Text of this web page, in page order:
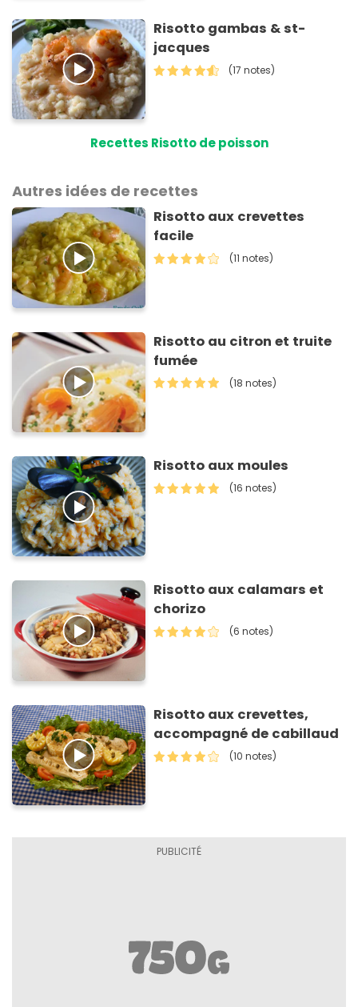
Risotto gambas & st-
jacques
(17 notes)
Recettes Risotto de poisson
Autres idées de recettes
Risotto aux crevettes
facile
(11 notes)
Risotto au citron et truite
fumée
(18 notes)
Risotto aux moules
(16 notes)
Risotto aux calamars et
chorizo
(6 notes)
Risotto aux crevettes,
accompagné de cabillaud
(10 notes)